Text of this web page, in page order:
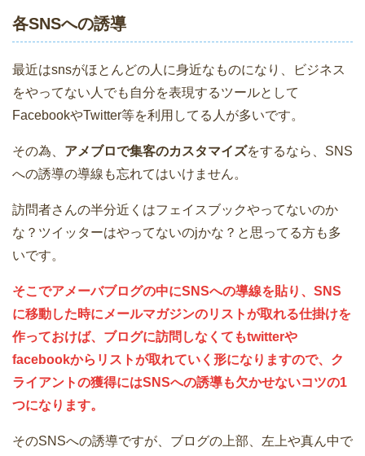
各SNSへの誘導
最近はsnsがほとんどの人に身近なものになり、ビジネス
をやってない人でも自分を表現するツールとして
FacebookやTwitter等を利用してる人が多いです。
その為、 アメブロで集客のカスタマイズをするなら、SNS
への誘導の導線も忘れてはいけません。
訪問者さんの半分近くはフェイスブックやってないのか
な？ツイッターはやってないのjかな？と思ってる方も多
いです。
そこでアメーバブログの中にSNSへの導線を貼り、SNS
に移動した時にメールマガジンのリストが取れる仕掛けを
作っておけば、ブログに訪問しなくてもtwitterや
facebookからリストが取れていく形になりますので、ク
ライアントの獲得にはSNSへの誘導も欠かせないコツの1
つになります。
そのSNSへの誘導ですが、ブログの上部、左上や真ん中で